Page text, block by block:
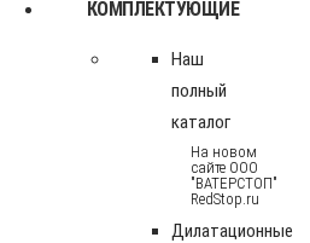
КОМПЛЕКТУЮЩИЕ
Наш
полный
каталог
На новом
сайте ООО
"ВАТЕРСТОП"
RedStop.ru
Дилатационные